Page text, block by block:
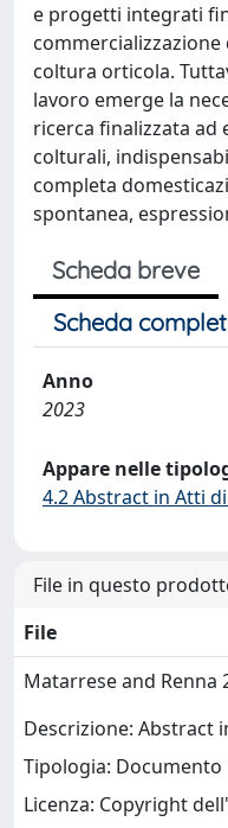
e progetti integrati
coltura orticola.
lavoro emerge la
ricerca finalizzata ad
colturali,
completa
spontanea,
Scheda breve
Scheda
Anno
2023
Appare nelle
4.2 Abstract in Atti
File in questo
File
Matarrese and Renna
Descrizione: Abstract
Tipologia:
Licenza: Copyright